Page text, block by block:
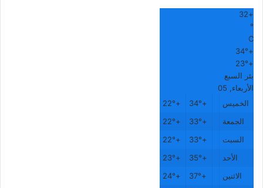
+
32
°
C
+
34°
+
23°
بئر السبع
الأربعاء, 05
الخميس
+
34°
+
22°
الجمعة
+
33°
+
22°
السبت
+
33°
+
22°
الأحد
+
35°
+
23°
الاثنين
+
37°
+
24°